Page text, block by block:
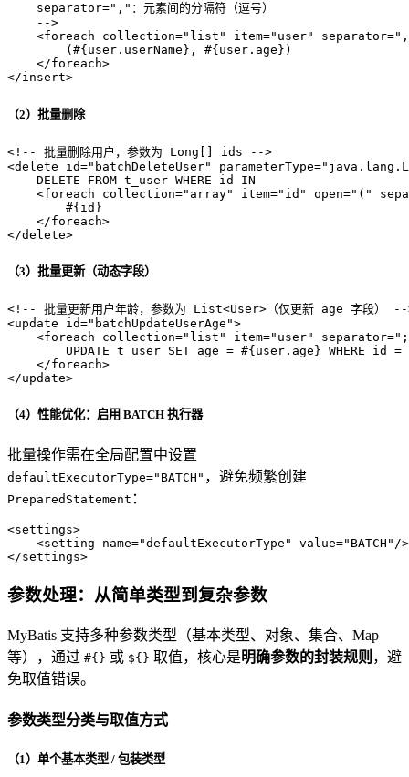
    separator=","：元素间的分隔符（逗号）
    -->
<foreach collection="list" item="user" separator=
        (#{user.userName}, #{user.age})
</foreach>
</insert>
（2）批量删除
<!-- 批量删除用户，参数为 Long[] ids -->
<delete id="batchDeleteUser" parameterType=
    DELETE FROM t_user WHERE id IN
<foreach collection="array" item="id" open="("
        #{id}
</foreach>
</delete>
（3）批量更新（动态字段）
<!-- 批量更新用户年龄，参数为 List<User>（仅更新 age 字段）
<update id="batchUpdateUserAge">
<foreach collection="list" item="user" separator=
UPDATE t_user SET age = #{user.age} WHERE id =
</foreach>
</update>
（4）性能优化：启用 BATCH 执行器
批量操作需在全局配置中设置
defaultExecutorType="BATCH" ，避免频繁创建
PreparedStatement ：
<settings>
<setting name="defaultExecutorType" value="BATCH" />
</settings>
参数处理：从简单类型到复杂参数
MyBatis 支持多种参数类型（基本类型、对象、集合、Map
等），通过 #{} 或 ${} 取值，核心是明确参数的封装规则 ，避
免取值错误。
参数类型分类与取值方式
（1）单个基本类型 / 包装类型